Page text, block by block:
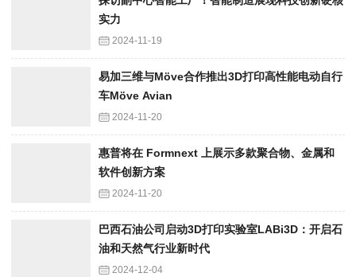
实力
2024-11-19
易加三维与Möve合作推出3D打印高性能电动自行
车Möve Avian
2024-11-20
惠普将在 Formnext 上展示多款聚合物、金属和
软件创新方案
2024-11-20
巴西石油公司启动3D打印实验室LABi3D：开启石
油和天然气行业新时代
2024-12-04